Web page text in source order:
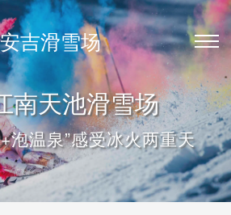
安吉滑雪场
南天池滑雪场
泡温泉”感受冰火两重天